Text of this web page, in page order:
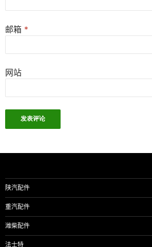
邮箱 *
网站
陕汽配件
重汽配件
潍柴配件
法士特